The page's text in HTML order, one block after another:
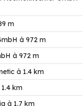
m
à 972 m
à 972 m
à 1.4 km
km
à 1.7 km